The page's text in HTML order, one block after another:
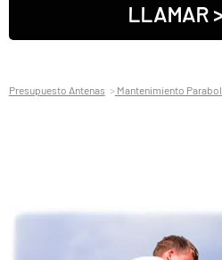
LLAMAR
Presupuesto Antenas Mantenimiento